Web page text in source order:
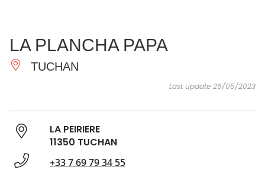
ESSENTIAL
AND
DO
INSPIRATIONS
LA PLANCHA PAPA
TUCHAN
Last update 26/05/2023
LA PEIRIERE
11350 TUCHAN
+33 7 69 79 34 55